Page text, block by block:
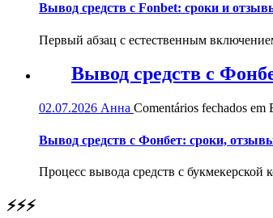
Вывод средств с Fonbet: сроки и
Первый абзац с естественным
Вывод средств с
02.07.2026 Анна Comentários fechados em
Вывод средств с Фонбет: сроки,
Процесс вывода средств с
⚡⚡⚡